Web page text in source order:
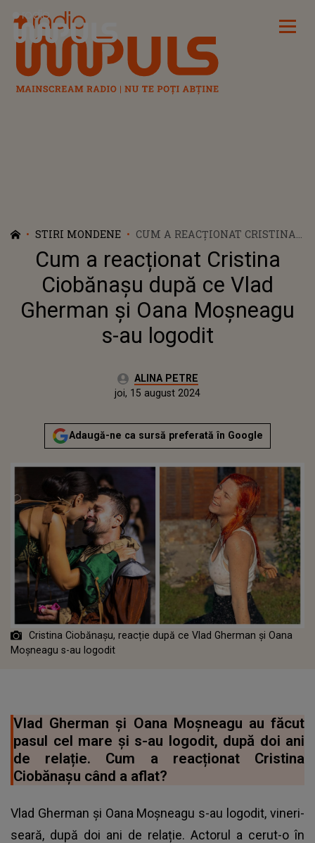
Radio Impuls
STIRI MONDENE
CUM A REACȚIONAT CRISTINA
CIOBĂNAȘU DUPĂ CE VLAD
GHERMAN ȘI OANA MOȘNEAGU
S-AU LOGODIT
Cum a reacționat Cristina
Ciobănașu după ce Vlad
Gherman și Oana Moșneagu
s-au logodit
Autor:ALINA PETRE
Actualizat:
joi, 15 august 2024
Adaugă-ne ca sursă preferată în Google
Cristina Ciobănașu, reacție după ce Vlad Gherman și Oana
Moșneagu s-au logodit
Vlad Gherman și Oana Moșneagu au făcut
pasul cel mare și s-au logodit, după doi ani
de relație. Cum a reacționat Cristina
Ciobănașu când a aflat?
Vlad Gherman și Oana Moșneagu s-au logodit, vineri-
seară, după doi ani de relație. Actorul a cerut-o în